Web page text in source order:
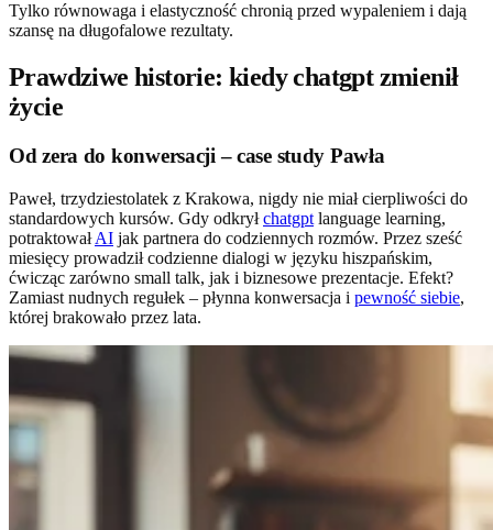
Tylko równowaga i elastyczność chronią przed wypaleniem i dają
szansę na długofalowe rezultaty.
Prawdziwe historie: kiedy chatgpt zmienił
życie
Od zera do konwersacji – case study Pawła
Paweł, trzydziestolatek z Krakowa, nigdy nie miał cierpliwości do
standardowych kursów. Gdy odkryłchatgpt language learning,
potraktowałAI jak partnera do codziennych rozmów. Przez sześć
miesięcy prowadził codzienne dialogi w języku hiszpańskim,
ćwicząc zarówno small talk, jak i biznesowe prezentacje. Efekt?
Zamiast nudnych regułek – płynna konwersacja i pewność siebie,
której brakowało przez lata.